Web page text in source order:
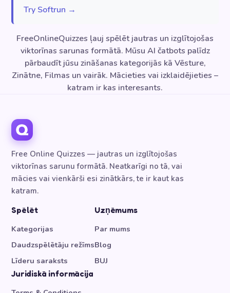
Try Softrun →
FreeOnlineQuizzes ļauj spēlēt jautras un izglītojošas
viktorīnas sarunas formātā. Mūsu AI čatbots palīdz
pārbaudīt jūsu zināšanas kategorijās kā Vēsture,
Zinātne, Filmas un vairāk. Mācieties vai izklaidējieties –
katram ir kas interesants.
Free Online Quizzes — jautras un izglītojošas
viktorīnas sarunu formātā. Neatkarīgi no tā, vai
mācies vai vienkārši esi zinātkārs, te ir kaut kas
katram.
Spēlēt
Kategorijas
Daudzspēlētāju režīms
Līderu saraksts
Uzņēmums
Par mums
Blog
BUJ
Juridiskā informācija